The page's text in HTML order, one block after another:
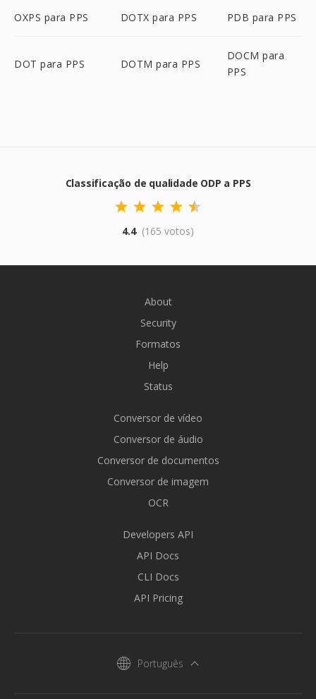
OXPS para PPS DOTX para PPS PDB para PPS
DOT para PPS DOTM para PPS
DOCM para
PPS
Classificação de qualidade ODP a PPS
4.4 (165 votos)
About
Security
Formatos
Help
Status
Conversor de vídeo
Conversor de áudio
Conversor de documentos
Conversor de imagem
OCR
Developers API
API Docs
CLI Docs
API Pricing
Português